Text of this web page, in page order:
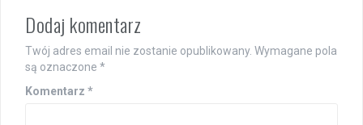
Dodaj komentarz
Twój adres email nie zostanie opublikowany. Wymagane pola
są oznaczone *
Komentarz *